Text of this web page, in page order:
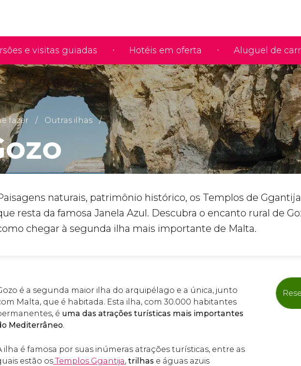
e visitas guiadas Hotéis em oferta Aluguel de
fazer Outras ilhas
naturais, patrimônio histórico, os Templos de
resta da famosa Janela Azul. Descubra o encanto rural de
chegar à segunda ilha mais importante de Malta.
é a segunda maior ilha do arquipélago e a única, junto
Malta, que é habitada. Esta ilha, com 30.000 habitantes
é uma das atrações turísticas mais importantes
Mediterrâneo.
ilha é famosa por suas inúmeras atrações turísticas, entre as
estão os Templos Ggantija, trilhas e águas azuis